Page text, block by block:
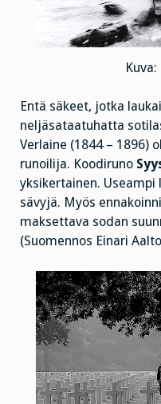
Entä säkeet, jotka
neljäsataatuhatta
Verlaine (1844 – 1896)
runoilija. Koodiruno
yksikertainen. Useampi
sävyjä. Myös
maksettava sodan
(Suomennos Einari